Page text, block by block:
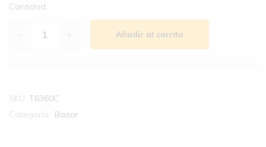
Cantidad:
Añadir al carrito
SKU: T6360C
Categoría: Bazar